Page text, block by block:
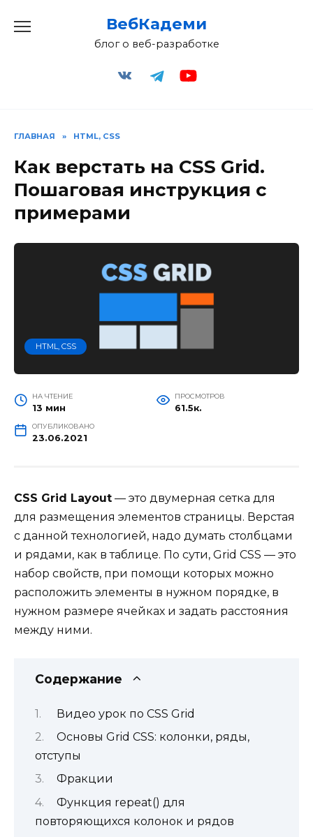
ВебКадеми
блог о веб-разработке
ГЛАВНАЯ » HTML, CSS
Как верстать на CSS Grid.
Пошаговая инструкция с
примерами
HTML, CSS
НА ЧТЕНИЕ
13 мин
ПРОСМОТРОВ
61.5к.
ОПУБЛИКОВАНО
23.06.2021
CSS Grid Layout — это двумерная сетка для
для размещения элементов страницы. Верстая
с данной технологией, надо думать столбцами
и рядами, как в таблице. По сути, Grid CSS — это
набор свойств, при помощи которых можно
расположить элементы в нужном порядке, в
нужном размере ячейках и задать расстояния
между ними.
Содержание
Видео урок по CSS Grid
Основы Grid CSS: колонки, ряды,
отступы
Фракции
Функция repeat() для
повторяющихся колонок и рядов